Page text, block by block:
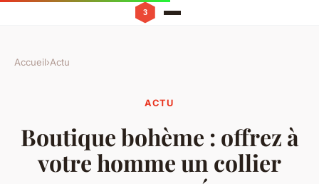
Accueil›Actu
ACTU
Boutique bohème : offrez à
votre homme un collier